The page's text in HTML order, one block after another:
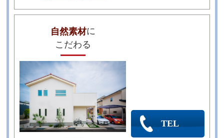
自然素材に
こだわる
TEL